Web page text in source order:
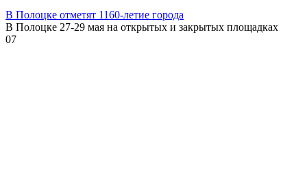
В Полоцке отметят 1160-летие города
В Полоцке 27-29 мая на открытых и закрытых площадках
07